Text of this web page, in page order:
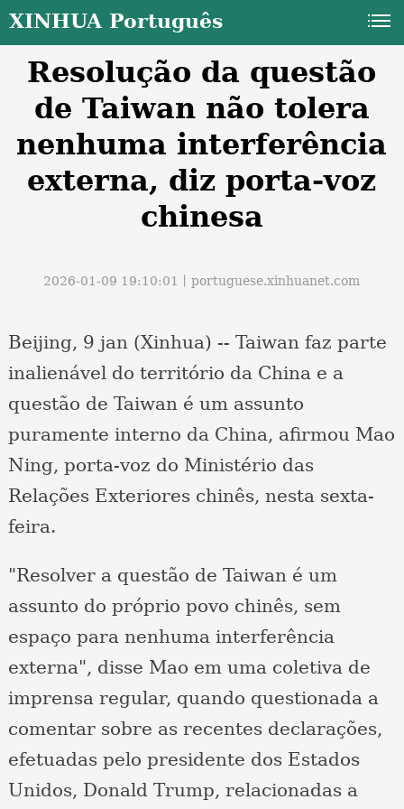
XINHUA Português
Resolução da questão
de Taiwan não tolera
nenhuma interferência
externa, diz porta-voz
chinesa
2026-01-09 19:10:01丨portuguese.xinhuanet.com
Beijing, 9 jan (Xinhua) -- Taiwan faz parte
inalienável do território da China e a
questão de Taiwan é um assunto
puramente interno da China, afirmou Mao
Ning, porta-voz do Ministério das
Relações Exteriores chinês, nesta sexta-
feira.
"Resolver a questão de Taiwan é um
assunto do próprio povo chinês, sem
espaço para nenhuma interferência
externa", disse Mao em uma coletiva de
imprensa regular, quando questionada a
comentar sobre as recentes declarações,
efetuadas pelo presidente dos Estados
Unidos, Donald Trump, relacionadas a